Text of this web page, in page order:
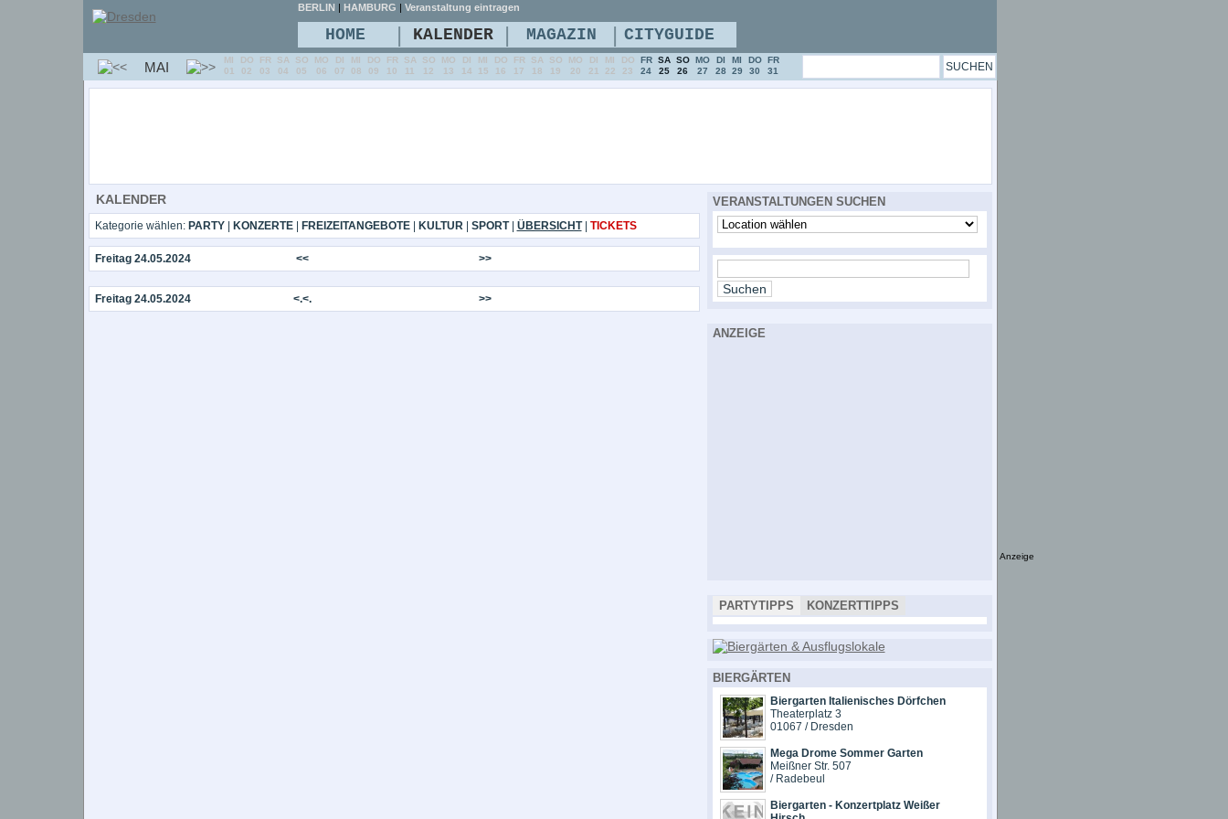
KALENDER
Kategorie wählen: PARTY| KONZERTE| FREIZEITANGEBOTE| KULTUR| SPORT| ÜBERSICHT| TICKETS
Freitag 24.05.2024 << >>
Freitag 24.05.2024 <.<. >>
VERANSTALTUNGEN SUCHEN
ANZEIGE
PARTYTIPPS KONZERTTIPPS
BIERGÄRTEN
Biergarten Italienisches Dörfchen
Theaterplatz 3
01067 / Dresden
Mega Drome Sommer Garten
Meißner Str. 507
/ Radebeul
Biergarten - Konzertplatz Weißer
BERLIN | HAMBURG | Veranstaltung eintragen
HOME | KALENDER | MAGAZIN | CITYGUIDE
MAI
MI
01
DO
02
FR
03
SA
04
SO
05
MO
06
DI
07
MI
08
DO
09
FR
10
SA
11
SO
12
MO
13
DI
14
MI
15
DO
16
FR
17
SA
18
SO
19
MO
20
DI
21
MI
22
DO
23
FR
24
SA
25
SO
26
MO
27
DI
28
MI
29
DO
30
FR
31
Anzeige